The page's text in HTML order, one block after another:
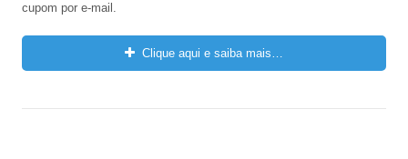
cupom por e-mail.
Clique aqui e saiba mais…